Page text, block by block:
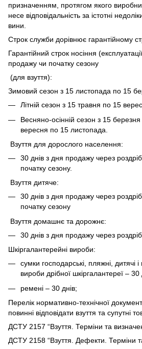
призначенням, протягом якого
несе відповідальність за істотні
вини.
Строк служби дорівнює гарантійному
Гарантійний строк носіння
продажу чи початку сезону
(для взуття):
Зимовий сезон з 15 листопада по 15
Літній сезон з 15 травня по 15
Весняно-осінній сезон з 15
вересня по 15 листопада.
Взуття для дорослого населення:
30 днів з дня продажу через
початку сезону.
Взуття дитяче:
30 днів з дня продажу через
початку сезону
Взуття домашнє та дорожнє:
30 днів з дня продажу через
Шкіргалантерейні вироби:
сумки господарські, пляжні, дитячі і
вироби дрібної шкіргалантереї – 30
ремені – 30 днів;
Перелік нормативно-технічної
повинні відповідати взуття та супутні
ДСТУ 2157 “Взуття. Терміни та
ДСТУ 2158 “Взуття. Дефекти. Терміни